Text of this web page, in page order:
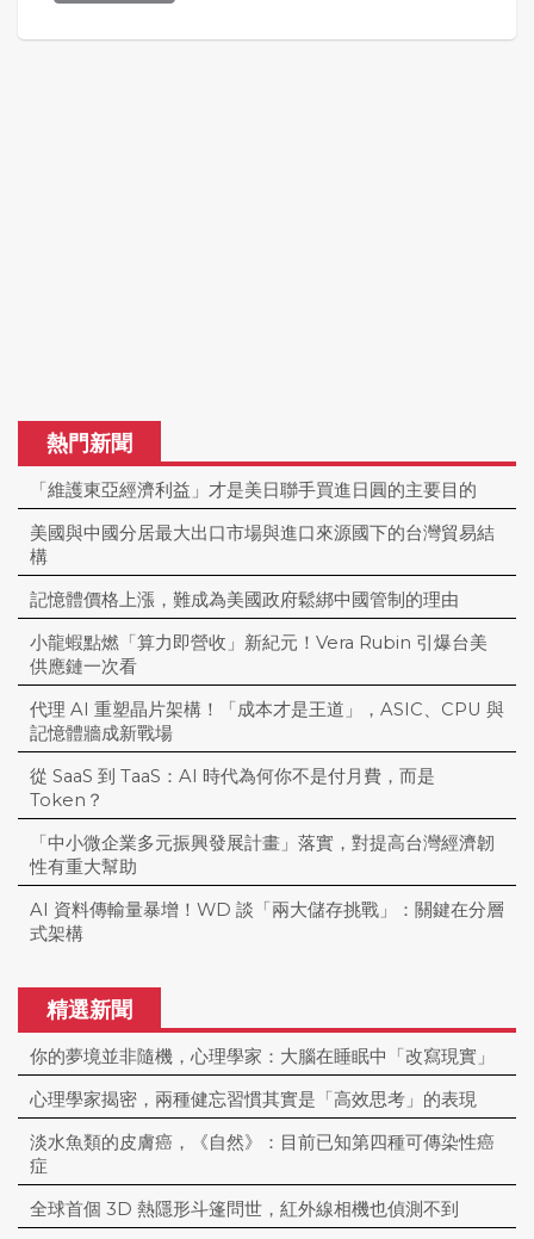
熱門新聞
「維護東亞經濟利益」才是美日聯手買進日圓的主要目的
美國與中國分居最大出口市場與進口來源國下的台灣貿易結
構
記憶體價格上漲，難成為美國政府鬆綁中國管制的理由
小龍蝦點燃「算力即營收」新紀元！Vera Rubin 引爆台美
供應鏈一次看
代理 AI 重塑晶片架構！「成本才是王道」，ASIC、CPU 與
記憶體牆成新戰場
從 SaaS 到 TaaS：AI 時代為何你不是付月費，而是
Token？
「中小微企業多元振興發展計畫」落實，對提高台灣經濟韌
性有重大幫助
AI 資料傳輸量暴增！WD 談「兩大儲存挑戰」：關鍵在分層
式架構
精選新聞
你的夢境並非隨機，心理學家：大腦在睡眠中「改寫現實」
心理學家揭密，兩種健忘習慣其實是「高效思考」的表現
淡水魚類的皮膚癌，《自然》：目前已知第四種可傳染性癌
症
全球首個 3D 熱隱形斗篷問世，紅外線相機也偵測不到